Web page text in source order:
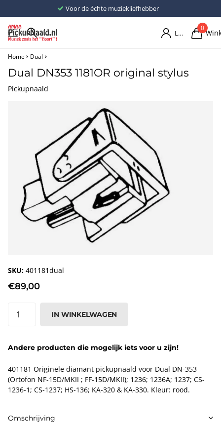
Voor de échte muziekliefhebber
Login
0
Home Dual
Dual DN353 1181OR original stylus
Pickupnaald
SKU: 401181dual
€89,00
IN WINKELWAGEN
Andere producten die mogelijk iets voor u zijn!
401181 Originele diamant pickupnaald voor Dual DN-353
(Ortofon NF-15D/MKII ; FF-15D/MKII); 1236; 1236A; 1237; CS-
1236-1; CS-1237; HS-136; KA-320 & KA-330. Kleur: rood.
Omschrijving